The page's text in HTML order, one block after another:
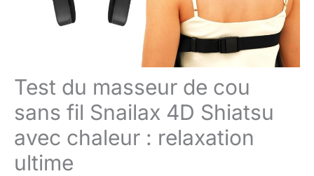
Test du masseur de cou
sans fil Snailax 4D Shiatsu
avec chaleur : relaxation
ultime